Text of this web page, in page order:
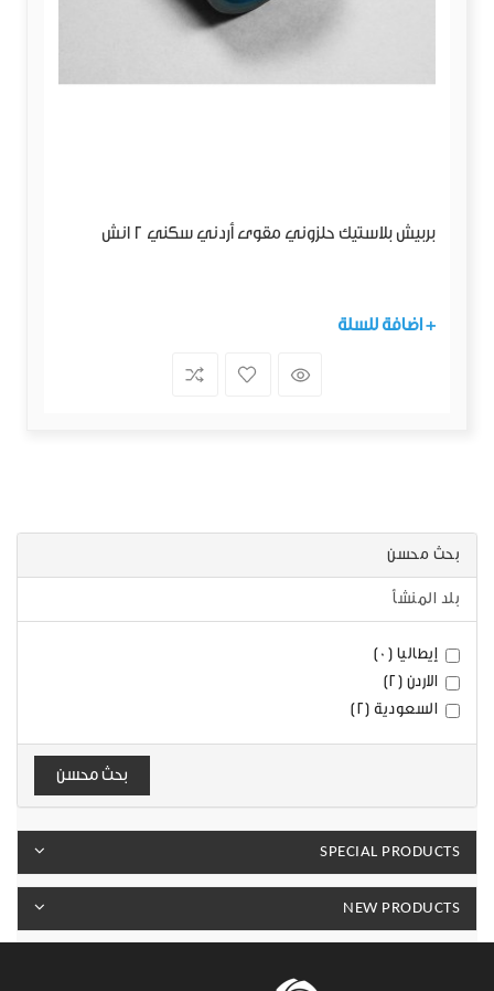
بربيش بلاستيك حلزوني مقوى أردني سكني 2 انش
+ اضافة للسلة
بحث محسن
بلد المنشأ
إيطاليا (0)
الاردن (2)
السعودية (2)
بحث محسن
SPECIAL PRODUCTS
NEW PRODUCTS